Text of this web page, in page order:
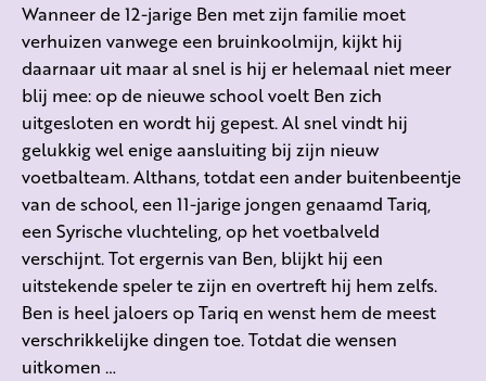
Wanneer de 12-jarige Ben met zijn familie moet
verhuizen vanwege een bruinkoolmijn, kijkt hij
daarnaar uit maar al snel is hij er helemaal niet meer
blij mee: op de nieuwe school voelt Ben zich
uitgesloten en wordt hij gepest. Al snel vindt hij
gelukkig wel enige aansluiting bij zijn nieuw
voetbalteam. Althans, totdat een ander buitenbeentje
van de school, een 11-jarige jongen genaamd Tariq,
een Syrische vluchteling, op het voetbalveld
verschijnt. Tot ergernis van Ben, blijkt hij een
uitstekende speler te zijn en overtreft hij hem zelfs.
Ben is heel jaloers op Tariq en wenst hem de meest
verschrikkelijke dingen toe. Totdat die wensen
uitkomen …